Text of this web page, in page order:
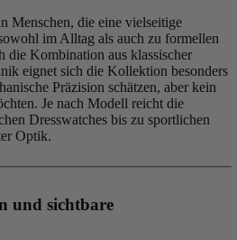
Menschen, die eine vielseitige
im Alltag als auch zu formellen
die Kombination aus klassischer
eignet sich die Kollektion besonders
Präzision schätzen, aber kein
Je nach Modell reicht die
Dresswatches bis zu sportlichen
Optik.
und sichtbare